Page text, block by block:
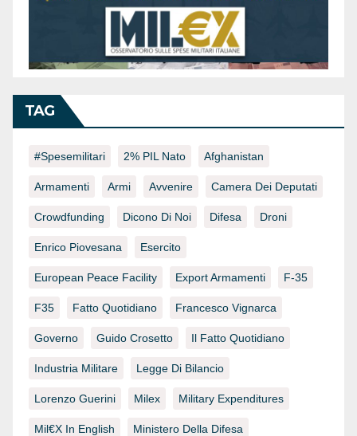
TAG
#spesemilitari 2% PIL Nato Afghanistan
Armamenti Armi Avvenire Camera Dei Deputati
Crowdfunding Dicono Di Noi Difesa Droni
Enrico Piovesana Esercito
European Peace Facility Export Armamenti F-35
F35 Fatto Quotidiano Francesco Vignarca
Governo Guido Crosetto Il Fatto Quotidiano
Industria Militare Legge Di Bilancio
Lorenzo Guerini Milex Military Expenditures
Mil€x In English Ministero Della Difesa